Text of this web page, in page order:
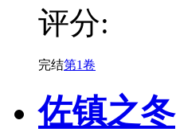
评分:
完结第1卷
佐镇之冬